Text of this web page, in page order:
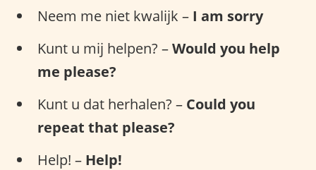
Neem me niet kwalijk – I am sorry
Kunt u mij helpen? –Would you help
me please?
Kunt u dat herhalen? – Could you
repeat that please?
Help! – Help!